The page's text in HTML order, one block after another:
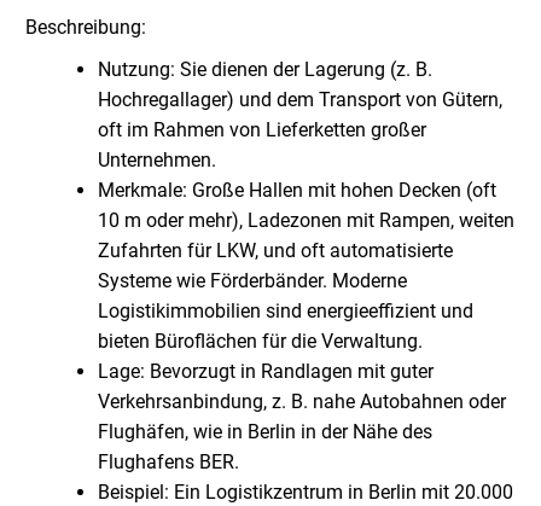
Beschreibung:
Nutzung: Sie dienen der Lagerung (z. B.
Hochregallager) und dem Transport von Gütern,
oft im Rahmen von Lieferketten großer
Unternehmen.
Merkmale: Große Hallen mit hohen Decken (oft
10 m oder mehr), Ladezonen mit Rampen, weiten
Zufahrten für LKW, und oft automatisierte
Systeme wie Förderbänder. Moderne
Logistikimmobilien sind energieeffizient und
bieten Büroflächen für die Verwaltung.
Lage: Bevorzugt in Randlagen mit guter
Verkehrsanbindung, z. B. nahe Autobahnen oder
Flughäfen, wie in Berlin in der Nähe des
Flughafens BER.
Beispiel: Ein Logistikzentrum in Berlin mit 20.000